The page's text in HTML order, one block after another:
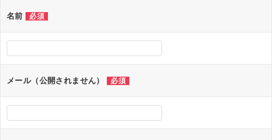
名前 必須
メール（公開されません） 必須